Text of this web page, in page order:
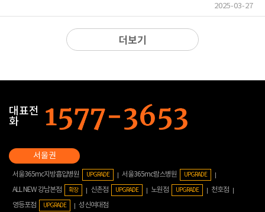
2025-03-27
더보기
대표전
화
서울365mc지방흡입병원 UPGRADE 서울365mc람스병원 UPGRADE
ALL NEW 강남본점 확장 신촌점 UPGRADE 노원점 UPGRADE
천호점
영등포점
UPGRADE 성신여대점